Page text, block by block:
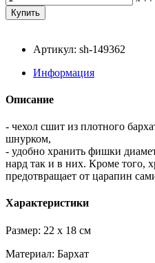
Артикул: sh-149362
Информация
Описание
- чехол сшит из плотного
шнурком,
- удобно хранить фишки
нард так и в них. Кроме того,
предотвращает от царапин
Характеристики
Размер: 22 x 18 cм
Материал: Бархат